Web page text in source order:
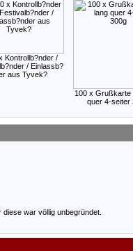
Kontrollb?nder /
/ Einlassb?
aus Tyvek?
100 x Grußkarte
quer 4-seiter
war völlig unbegründet.